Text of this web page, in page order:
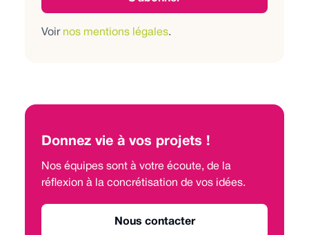
Voir nos mentions légales.
Donnez vie à vos projets !
Nos équipes sont à votre écoute, de la
réflexion à la concrétisation de vos idées.
Nous contacter